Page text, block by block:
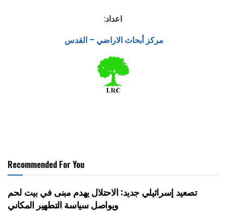
اعداد:
مركز أبحاث الاراضي – القدس
Recommended For You
تصعيد إسرائيلي جديد: الاحتلال يهدم مبنى في بيت لحم
ويواصل سياسة التطهير المكاني